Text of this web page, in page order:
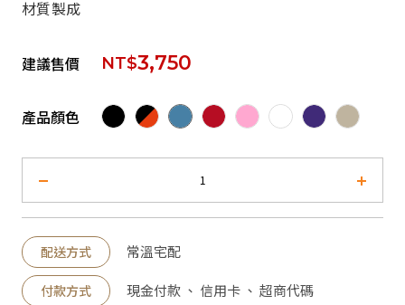
材質製成
建議售價 NT$3,750
產品顏色
配送方式 常溫宅配
付款方式 現金付款 、 信用卡 、 超商代碼